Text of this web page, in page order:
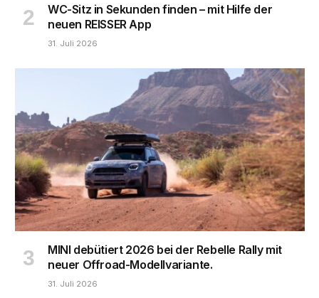
WC-Sitz in Sekunden finden – mit Hilfe der
neuen REISSER App
31. Juli 2026
MINI debütiert 2026 bei der Rebelle Rally mit
neuer Offroad-Modellvariante.
31. Juli 2026